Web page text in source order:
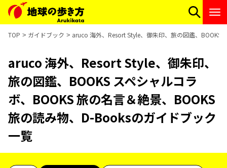
TOP ガイドブック aruco 海外、Resort Style、御朱印、旅の図鑑、BOOKS
aruco 海外、Resort Style、御朱印、
旅の図鑑、BOOKS スペシャルコラ
ボ、BOOKS 旅の名言＆絶景、BOOKS
旅の読み物、D-Booksのガイドブック
一覧